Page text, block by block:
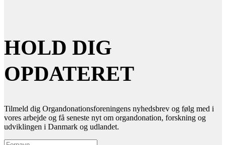
HOLD DIG
OPDATERET
Tilmeld dig Organdonationsforeningens nyhedsbrev og følg med i
vores arbejde og få seneste nyt om organdonation, forskning og
udviklingen i Danmark og udlandet.